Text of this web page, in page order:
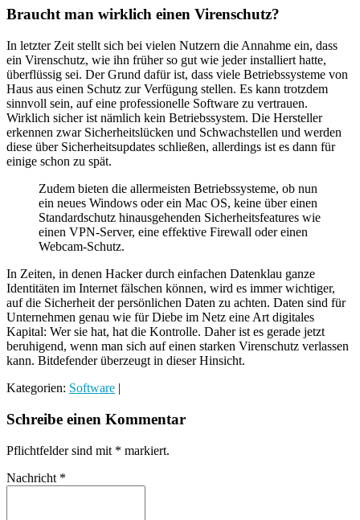
Braucht man wirklich einen Virenschutz?
In letzter Zeit stellt sich bei vielen Nutzern die Annahme ein, dass
ein Virenschutz, wie ihn früher so gut wie jeder installiert hatte,
überflüssig sei. Der Grund dafür ist, dass viele Betriebssysteme von
Haus aus einen Schutz zur Verfügung stellen. Es kann trotzdem
sinnvoll sein, auf eine professionelle Software zu vertrauen.
Wirklich sicher ist nämlich kein Betriebssystem. Die Hersteller
erkennen zwar Sicherheitslücken und Schwachstellen und werden
diese über Sicherheitsupdates schließen, allerdings ist es dann für
einige schon zu spät.
Zudem bieten die allermeisten Betriebssysteme, ob nun
ein neues Windows oder ein Mac OS, keine über einen
Standardschutz hinausgehenden Sicherheitsfeatures wie
einen VPN-Server, eine effektive Firewall oder einen
Webcam-Schutz.
In Zeiten, in denen Hacker durch einfachen Datenklau ganze
Identitäten im Internet fälschen können, wird es immer wichtiger,
auf die Sicherheit der persönlichen Daten zu achten. Daten sind für
Unternehmen genau wie für Diebe im Netz eine Art digitales
Kapital: Wer sie hat, hat die Kontrolle. Daher ist es gerade jetzt
beruhigend, wenn man sich auf einen starken Virenschutz verlassen
kann. Bitdefender überzeugt in dieser Hinsicht.
Kategorien: Software |
Schreibe einen Kommentar
Pflichtfelder sind mit * markiert.
Nachricht *